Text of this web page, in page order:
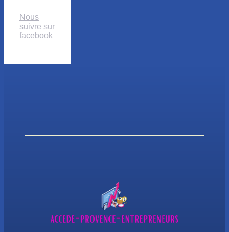
Nous
suivre sur
facebook